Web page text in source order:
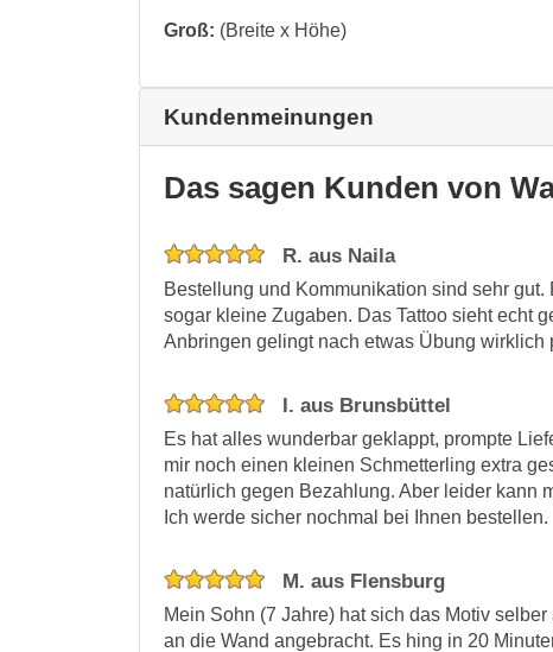
Groß: (Breite x Höhe)
Kundenmeinungen
Das sagen Kunden von
R. aus Naila
Bestellung und Kommunikation sind sehr
sogar kleine Zugaben. Das Tattoo sieht echt
Anbringen gelingt nach etwas Übung wirklich
I. aus Brunsbüttel
Es hat alles wunderbar geklappt, prompte
mir noch einen kleinen Schmetterling extra
natürlich gegen Bezahlung. Aber leider kann
Ich werde sicher nochmal bei Ihnen bestellen.
M. aus Flensburg
Mein Sohn (7 Jahre) hat sich das Motiv
an die Wand angebracht. Es hing in 20